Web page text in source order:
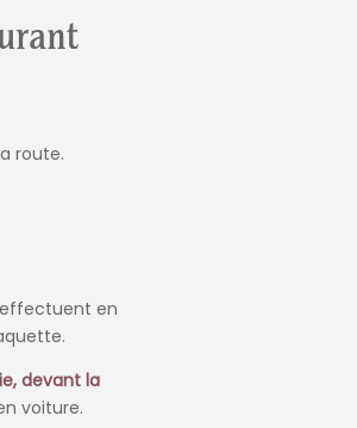
route.
en
devant la
voiture.